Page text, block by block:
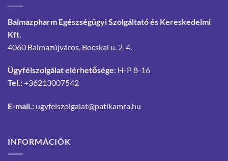
Balmazpharm Egészségügyi Szolgáltató és Kereskedelmi
Kft.
4060 Balmazújváros, Bocskai u. 2-4.
Ügyfélszolgálat elérhetősége: H-P 8-16
Tel.:+36213007542
E-mail.: ugyfelszolgalat@patikamra.hu
INFORMÁCIÓK